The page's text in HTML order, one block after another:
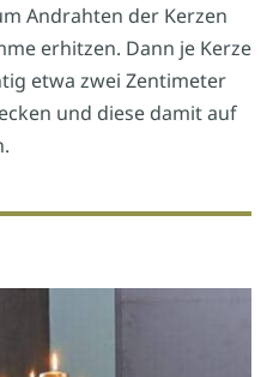
Andrahten der Kerzen
erhitzen. Dann je Kerze
etwa zwei Zentimeter
und diese damit auf